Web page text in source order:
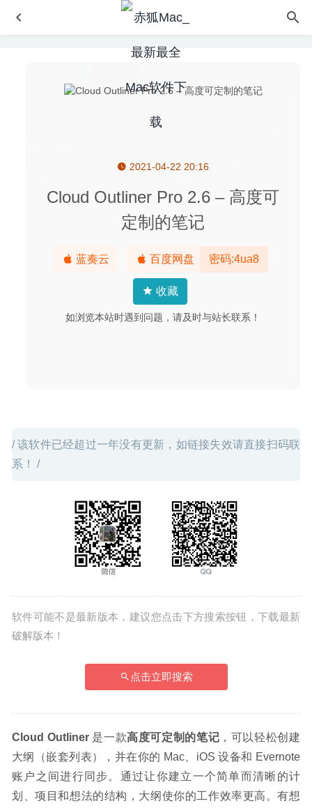
2021-04-22 20:16
Cloud Outliner Pro 2.6 – 高度可
定制的笔记
蓝奏云 百度网盘 密码:4ua8
收藏
如浏览本站时遇到问题，请及时与站长联系！
/ 该软件已经超过一年没有更新，如链接失效请直接扫码联
系！ /
软件可能不是最新版本，建议您点击下方搜索按钮，下载最新
破解版本！
点击立即搜索
Cloud Outliner 是一款高度可定制的笔记 ，可以轻松创建
大纲（嵌套列表），并在你的 Mac、iOS 设备和 Evernote
账户之间进行同步。通过让你建立一个简单而清晰的计
划、项目和想法的结构，大纲使你的工作效率更高。有想
Translatium 11.1.1 for Mac中文版-多功能能且超快的Mac
AltTab 4.12.2 中文版-窗口快速切换神器 2020-08-05
FonePaw iPhone Data Recovery 8.9.0 中文版 – iPhone数
Adobe Animate 2020 20.0.2(免激活版) for Mac中文版-动
2020-04-03
Money Pro 2.5.6 中文版-非常出色的个人理财软件